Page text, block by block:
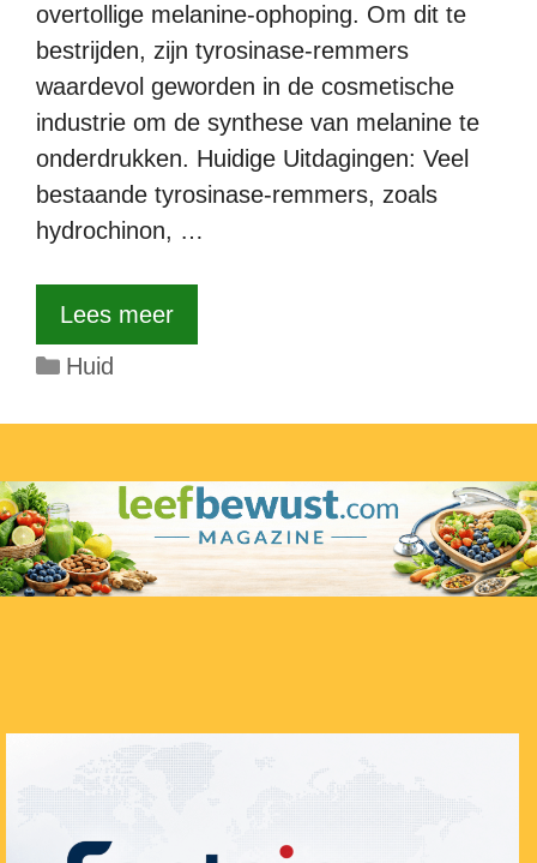
overtollige melanine-ophoping. Om dit te
bestrijden, zijn tyrosinase-remmers
waardevol geworden in de cosmetische
industrie om de synthese van melanine te
onderdrukken. Huidige Uitdagingen: Veel
bestaande tyrosinase-remmers, zoals
hydrochinon, …
Lees meer
Categorieën
Huid